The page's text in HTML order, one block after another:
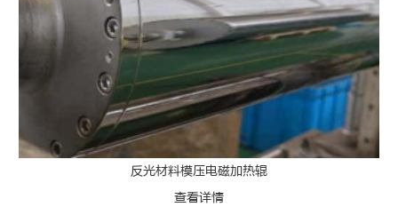
反光材料模压电磁加热辊
查看详情